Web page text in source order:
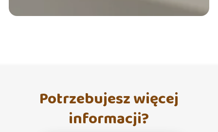
Potrzebujesz więcej
informacji?